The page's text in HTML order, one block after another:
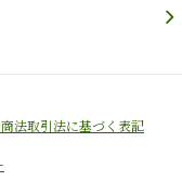
法取引法に基づく表記